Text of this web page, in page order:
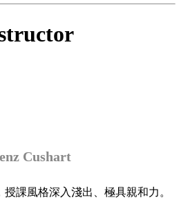
Cushart
課風格深入淺出、極具親和力。